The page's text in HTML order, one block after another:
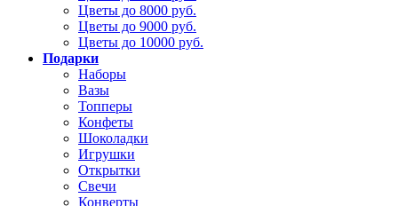
Цветы до 8000 руб.
Цветы до 9000 руб.
Цветы до 10000 руб.
Подарки
Наборы
Вазы
Топперы
Конфеты
Шоколадки
Игрушки
Открытки
Свечи
Конверты